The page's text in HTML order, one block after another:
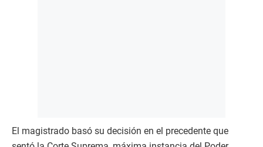
El magistrado basó su decisión en el precedente que